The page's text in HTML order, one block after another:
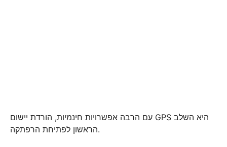
עם הרבה אפשרויות חינמיות, הורדת יישום GPS היא השלב
הראשון לפתיחת הרפתקה.